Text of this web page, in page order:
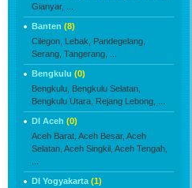
Gianyar,
Banten (8)
Cilegon, Lebak,
Pandegelang,
Serang, Tangerang,
Bengkulu (0)
Bengkulu, Bengkulu Selatan,
Bengkulu Utara, Rejang Lebong,
DI Aceh (0)
Aceh Barat, Aceh Besar, Aceh
Selatan, Aceh Singkil, Aceh Tengah,
DI Yogyakarta (1)